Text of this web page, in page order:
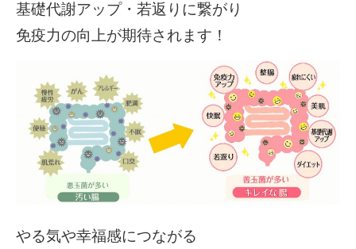
基礎代謝アップ・若返り に繋がり
免疫力の向上が期待されます！
やる気や幸福感につながる